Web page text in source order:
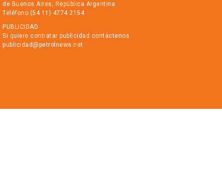
de Buenos Aires, República Argentina
Teléfono (54 11) 4774 2154
PUBLICIDAD
Si quiere contratar publicidad contáctenos
publicidad@petrolnews.net